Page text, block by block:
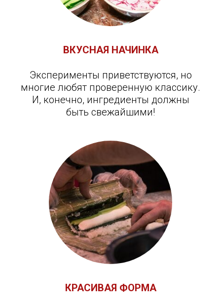
ВКУСНАЯ НАЧИНКА
Эксперименты приветствуются, но
многие любят проверенную классику.
И, конечно, ингредиенты должны
быть свежайшими!
КРАСИВАЯ ФОРМА